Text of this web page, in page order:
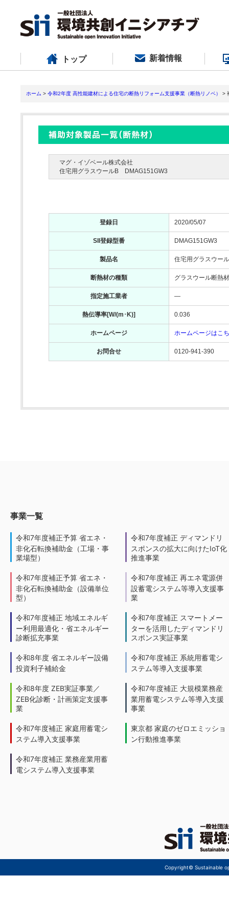
トップ 新着情報
ホーム > 令和2年度 高性能建材による住宅の断熱リフォーム支援事業（断熱リノベ） >
マグ・イゾベール株式会社
住宅用グラスウールB DMAG151GW3
登録日 2020/05/07
SII登録型番 DMAG151GW3
製品名 住宅用グラスウー
断熱材の種類 グラスウール断
指定施工業者 ―
熱伝導率[W/(m･K)] 0.036
ホームページ ホームページはこ
お問合せ 0120-941-390
事業一覧
令和7年度補正予算 省エネ・
非化石転換補助金（工場・事
業場型）
令和7年度補正予算 省エネ・
非化石転換補助金（設備単位
型）
令和7年度補正 地域エネルギ
ー利用最適化・省エネルギー
診断拡充事業
令和8年度 省エネルギー設備
投資利子補給金
令和8年度 ZEB実証事業／
ZEB化診断・計画策定支援事
業
令和7年度補正 家庭用蓄電シ
ステム導入支援事業
令和7年度補正 業務産業用蓄
電システム導入支援事業
令和7年度補正 ディマンドリ
スポンスの拡大に向けたIoT化
推進事業
令和7年度補正 再エネ電源併
設蓄電システム等導入支援事
業
令和7年度補正 スマートメー
ターを活用したディマンドリ
スポンス実証事業
令和7年度補正 系統用蓄電シ
ステム等導入支援事業
令和7年度補正 大規模業務産
業用蓄電システム等導入支援
事業
東京都 家庭のゼロエミッショ
ン行動推進事業
Copyright© Sustainable